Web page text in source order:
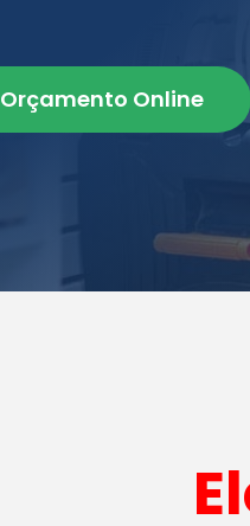
Orçamento Online